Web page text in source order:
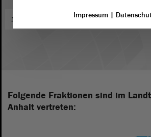
Mitglied im "Kinderförderverein Wolmirstedt e.
Folgende Fraktionen sind im
Anhalt vertreten:
Impressum|